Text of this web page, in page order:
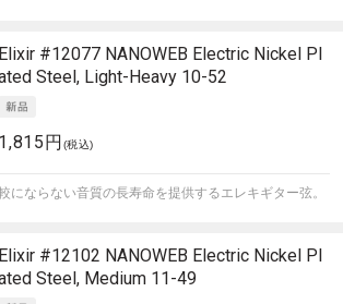
Elixir #12077 NANOWEB Electric Nickel Pl
Steel, Light-Heavy 10-52
1,815円 (税込)
にならない音質の長寿命を提供するエレキギター弦。
Elixir #12102 NANOWEB Electric Nickel Pl
Steel, Medium 11-49